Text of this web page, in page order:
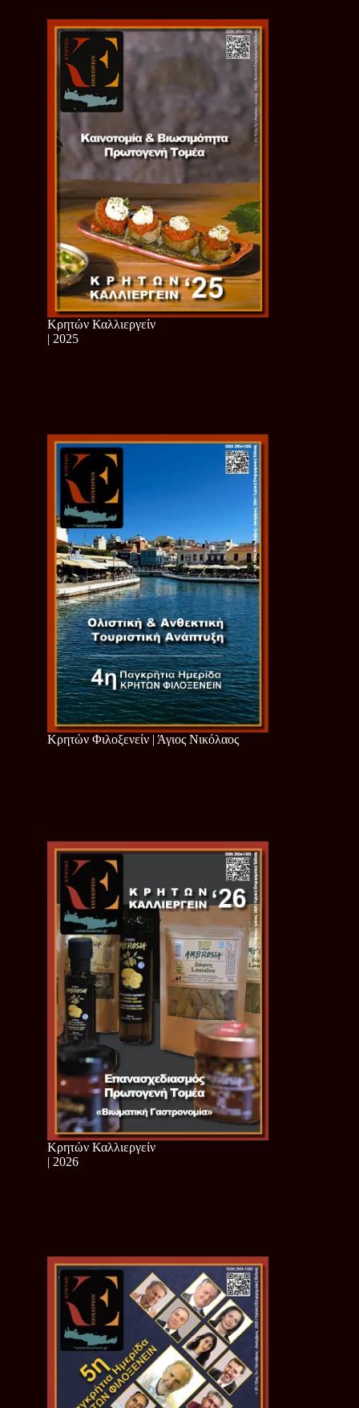
Κρητών Καλλιεργείν
| 2025
Κρητών Φιλοξενείν | Άγιος Νικόλαος
Κρητών Καλλιεργείν
| 2026